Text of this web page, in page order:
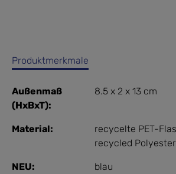
Produktmerkmale
Außenmaß
(HxBxT):
8.5 x 2 x 13 cm
Material: recycelte PET-
recycled Polyester
NEU:
blau